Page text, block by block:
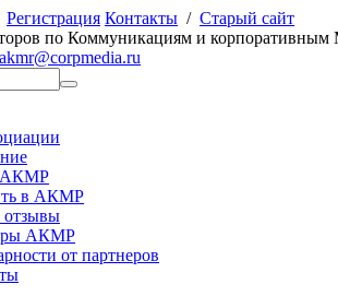
Регистрация Контакты / Старый сайт
по Коммуникациям и корпоративным
akmr@corpmedia.ru
АКМР
в АКМР
АКМР
от партнеров